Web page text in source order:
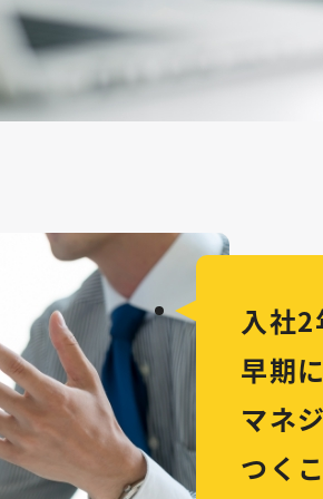
入社
早期
マネ
つく